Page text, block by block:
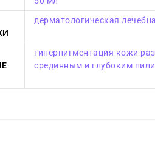
дерматологическая
гиперпигментация кожи
срединным и глубоким